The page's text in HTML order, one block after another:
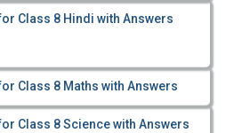
Class 8 Hindi with Answers
Class 8 Maths with Answers
Class 8 Science with Answers